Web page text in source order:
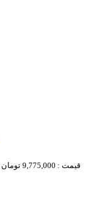
قیمت : 9,775,000 تومان